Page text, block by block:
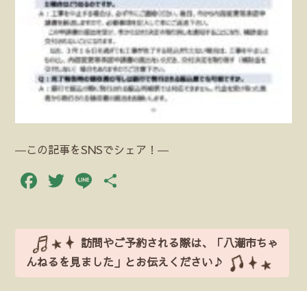
―この記事をSNSでシェア！―
Facebook
Twitter
Line
訪問やご予約される際は、「八潮市ちゃ
んねるを見ました」とお伝えください♪